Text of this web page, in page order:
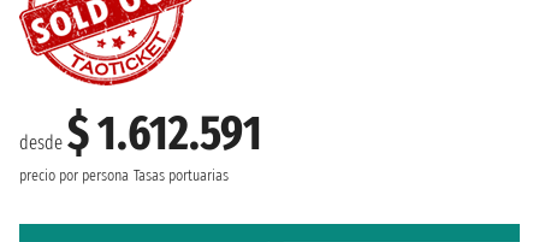
desde $ 1.612.591
precio por persona Tasas portuarias